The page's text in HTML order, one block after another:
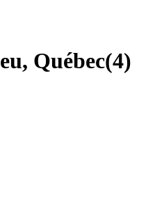
Québec(4)